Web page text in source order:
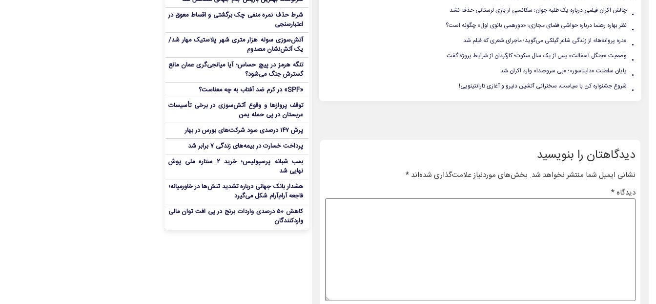
. چالش‌ اکران فیلمی درباره یک طلبه‌ جوان؛ سکانسی از بازی لرستانی حذف نشد
. نظر بهاره رهنما درباره حواشی فضای مجازی؛ «دورهمی بانوی اول» چگونه است؟
. «دره پروانه‌ها» از زندگی شاعر گیلکی می‌گوید؛ ماجرای شعری که فیلم شد
. وضعیت «جنگل آسفالت» پس از یک سال سکوت؛ کارگردان از شرایط پروژه گفت
. پایان سلطنت «دایناسور»؛ «بی سروصدا» وارد اکران شد
. شروع جشنواره کن با سیاست، سخنرانی آتشین دنیرو و آغازی تارانتینویی!
دیدگاهتان را بنویسید
نشانی ایمیل شما منتشر نخواهد شد. بخش‌های موردنیاز علامت‌گذاری شده‌اند*
دیدگاه*
شرط حذف نمره منفی چک برگشتی و اقساط معوق در
اعتبارسنجی
آتش‌سوزی سوله هزار متری شهر پلاستیک مهار شد/
یک آتش‌نشان مصدوم
تنگه هرمز در پیچ حساس؛ آیا میانجی‌گری عمان مانع
گسترش جنگ می‌شود؟
«SPF» در کرم ضد آفتاب به چه معناست؟
توقف پروازها و وقوع آتش‌سوزی در برخی تأسیسات
عربستان در پی حمله یمن
پرش ۱۴۷ درصدی سود شرکت‌های بورس در بهار
پرداخت خسارت در بیمه‌های زندگی ۷ برابر شد
بمب شبانه پرسپولیس؛ خرید ۲ ستاره ملی پوش
نهایی شد
هشدار بانک جهانی درباره تشدید تنش‌ها در خاورمیانه؛
فاجعه آرام‌آرام شکل می‌گیرد
کاهش ۵۰ درصدی واردات برنج در پی افت توان مالی
واردکنندگان